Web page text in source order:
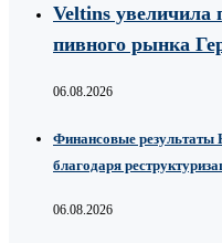
Veltins увеличила
пивного рынка
06.08.2026
Финансовые результаты
благодаря
06.08.2026